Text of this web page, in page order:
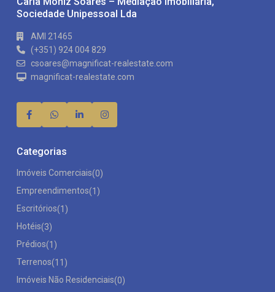
Sociedade Unipessoal Lda
AMI 21465
(+351) 924 004 829
csoares@magnificat-realestate.com
magnificat-realestate.com
Categorias
Imóveis Comerciais(0)
Empreendimentos(1)
Escritórios(1)
Hotéis(3)
Prédios(1)
Terrenos(11)
Imóveis Não Residenciais(0)